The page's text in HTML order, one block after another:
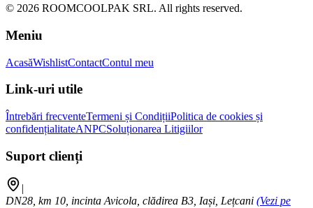
© 2026 ROOMCOOLPAK SRL. All rights reserved.
Meniu
AcasăWishlistContactContul meu
Link-uri utile
Întrebări frecventeTermeni și CondițiiPolitica de cookies și
confidențialitateANPCSoluționarea Litigiilor
Suport clienți
|
DN28, km 10, incinta Avicola, clădirea B3, Iași, Lețcani (Vezi pe